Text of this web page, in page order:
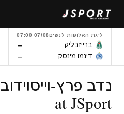
לתוכן
ליגת האלופות לנשים07/08 07:00
ברייזבליק –
דינמו מינסק –
at JSport